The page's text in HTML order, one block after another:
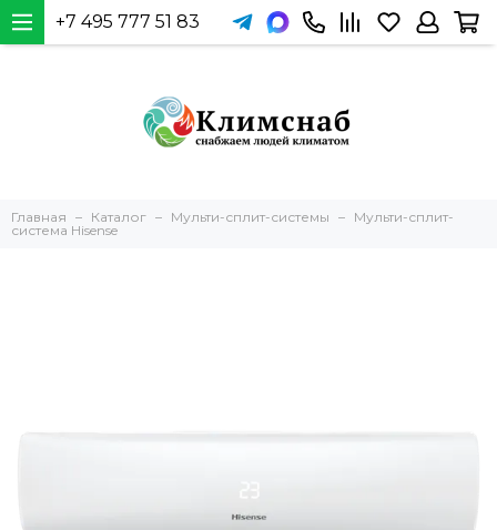
+7 495 777 51 83
Главная Каталог Мульти-сплит-системы
Мульти-сплит-
система Hisense